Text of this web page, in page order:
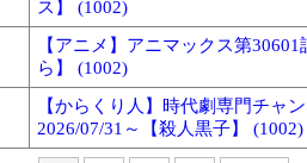
ス】 (1002)
【アニメ】アニマックス第
ら】 (1002)
【からくり人】時代劇専門チャ
2026/07/31～【殺人黒子】 (1002)